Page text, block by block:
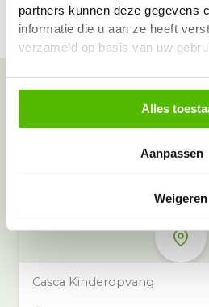
partners kunnen deze gegevens
informatie die u aan ze heeft
verzameld op basis van uw
Alles
Aanpassen
Weigeren
Meer inzamelpunten in de
inzamelpunten in
ook in jouw buurt.
Casca Kinderopvang